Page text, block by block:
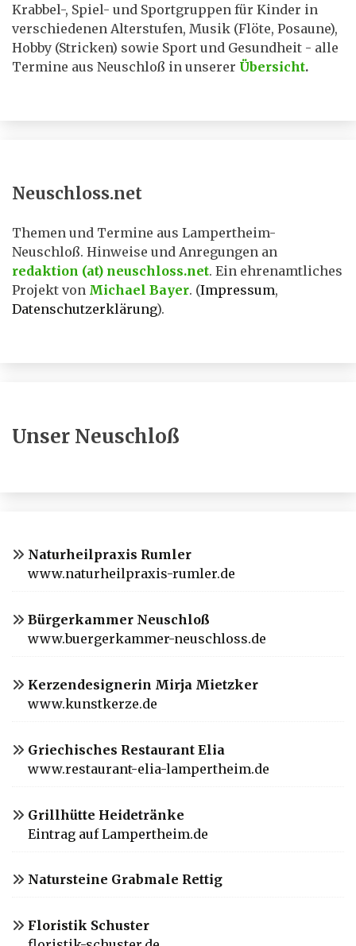
Krabbel-, Spiel- und Sportgruppen für Kinder in
verschiedenen Alterstufen, Musik (Flöte, Posaune),
Hobby (Stricken) sowie Sport und Gesundheit - alle
Termine aus Neuschloß in unserer Übersicht.
Neuschloss.net
Themen und Termine aus Lampertheim-
Neuschloß. Hinweise und Anregungen an
redaktion (at) neuschloss.net. Ein ehrenamtliches
Projekt von Michael Bayer. (Impressum,
Datenschutzerklärung).
Unser Neuschloß
Naturheilpraxis Rumler
www.naturheilpraxis-rumler.de
Bürgerkammer Neuschloß
www.buergerkammer-neuschloss.de
Kerzendesignerin Mirja Mietzker
www.kunstkerze.de
Griechisches Restaurant Elia
www.restaurant-elia-lampertheim.de
Grillhütte Heidetränke
Eintrag auf Lampertheim.de
Natursteine Grabmale Rettig
Floristik Schuster